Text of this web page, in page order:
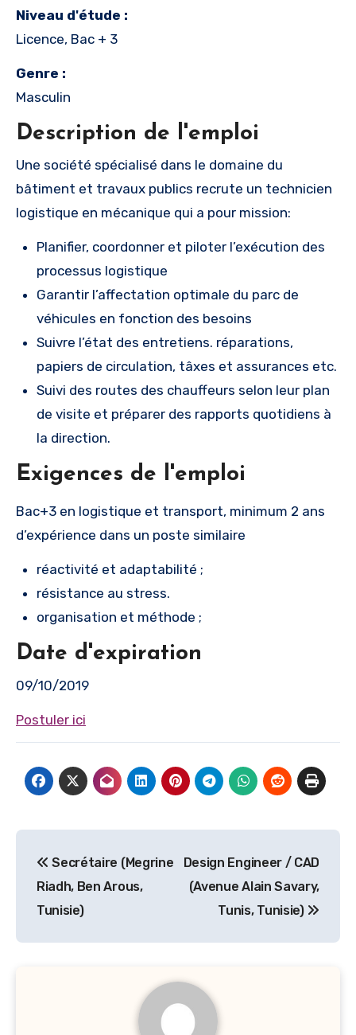
Niveau d'étude :
Licence, Bac + 3
Genre :
Masculin
Description de l'emploi
Une société spécialisé dans le domaine du
bâtiment et travaux publics recrute un technicien
logistique en mécanique qui a pour mission:
Planifier, coordonner et piloter l’exécution des
processus logistique
Garantir l’affectation optimale du parc de
véhicules en fonction des besoins
Suivre l’état des entretiens. réparations,
papiers de circulation, tâxes et assurances etc.
Suivi des routes des chauffeurs selon leur plan
de visite et préparer des rapports quotidiens à
la direction.
Exigences de l'emploi
Bac+3 en logistique et transport, minimum 2 ans
d’expérience dans un poste similaire
réactivité et adaptabilité ;
résistance au stress.
organisation et méthode ;
Date d'expiration
09/10/2019
Postuler ici
de
l’article
Secrétaire (Megrine
Riadh, Ben Arous,
Tunisie)
Design Engineer / CAD
(Avenue Alain Savary,
Tunis, Tunisie)